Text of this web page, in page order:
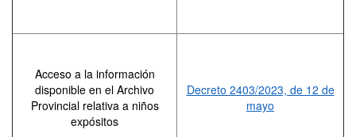
Acceso a la información
disponible en el Archivo
Provincial relativa a niños
expósitos
Decreto 2403/2023, de 12 de
mayo